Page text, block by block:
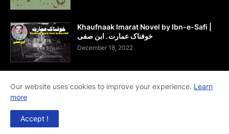
Khaufnaak Imarat Novel by Ibn-e-Safi |
خوفناک عمارت۔ابن صفی
December 18, 2022
Our website uses cookies to improve your experience. Learn
more
Accept !